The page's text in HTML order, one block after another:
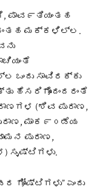
ಪಾವ೯ತಿಯಂತಹ
ಮಕ್ಕಳಿಲ್ಲ.
ಒಂದು ಸಾವಿರಕ್ಕು
ಹೆಸರಿಗೊಂದಂದರಂತೆ
(ಶಿವ ಪುರಾಣ,
ಮಾಕ೯೦ಡೆಯ
ಪುರಾಣ,
ಸೃಷ್ಟಿಗಳು.
ಗೋಷ್ಟಿಗಳು” ಎಂದು